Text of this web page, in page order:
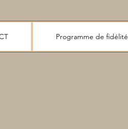
Programme de fidélité